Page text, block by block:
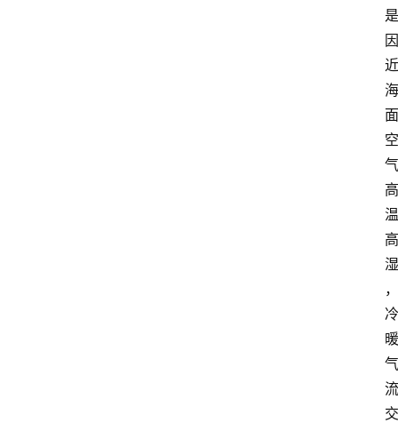
是
因
近
海
面
空
气
高
温
高
湿
，
冷
暖
气
流
交